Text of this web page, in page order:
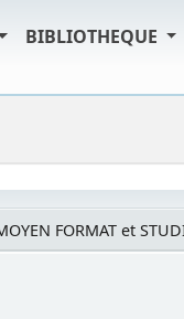
BIBLIOTHEQUE
FORMAT et